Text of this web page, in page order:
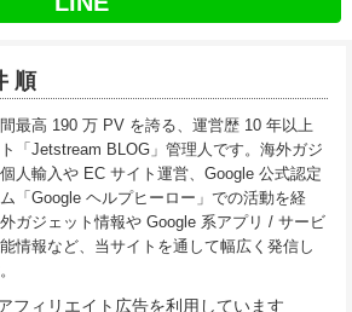
順
最高 190 万 PV を誇る、運営歴 10 年以上
「Jetstream BLOG」管理人です。海外ガジ
人輸入や EC サイト運営、Google 公式認定
「Google ヘルプヒーロー」での活動を経
ガジェット情報や Google 系アプリ / サービ
情報など、当サイトを通して幅広く発信し
フィリエイト広告を利用しています